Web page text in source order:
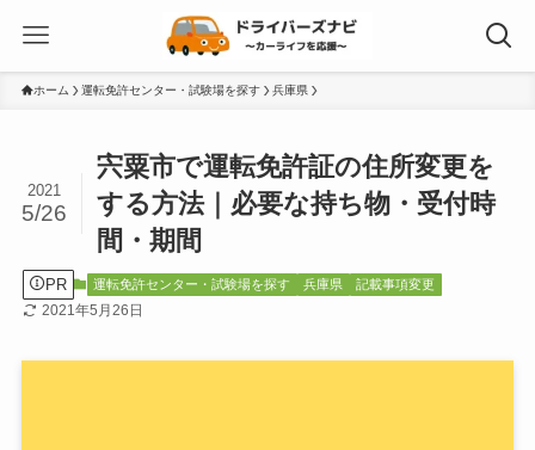
ホーム 運転免許センター・試験場を探す 兵庫県
宍粟市で運転免許証の住所変更を
する方法｜必要な持ち物・受付時
間・期間
2021
5/26
PR 運転免許センター・試験場を探す 兵庫県 記載事項変更
2021年5月26日